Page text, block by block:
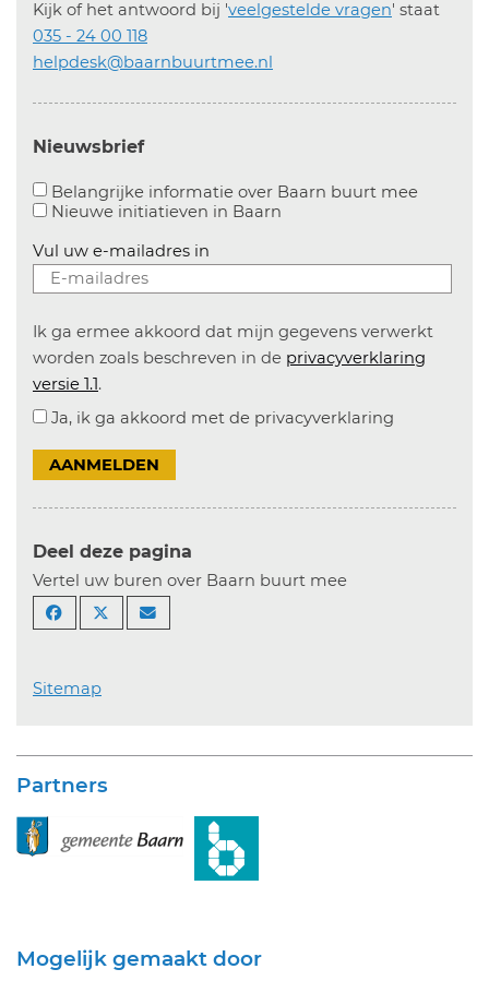
Kijk of het antwoord bij 'veelgestelde vragen' staat
035 - 24 00 118
helpdesk@baarnbuurtmee.nl
Nieuwsbrief
Belangrijke informatie over Baarn buurt mee
Nieuwe initiatieven in Baarn
Vul uw e-mailadres in
Ik ga ermee akkoord dat mijn gegevens verwerkt
worden zoals beschreven in de privacyverklaring
versie 1.1.
Ja, ik ga akkoord met de privacyverklaring
AANMELDEN
Deel deze pagina
Vertel uw buren over Baarn buurt mee
Sitemap
Partners
Mogelijk gemaakt door